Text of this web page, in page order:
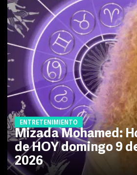
ENTRETENIMIENTO
Mizada Mohamed:
de HOY domingo 9
2026